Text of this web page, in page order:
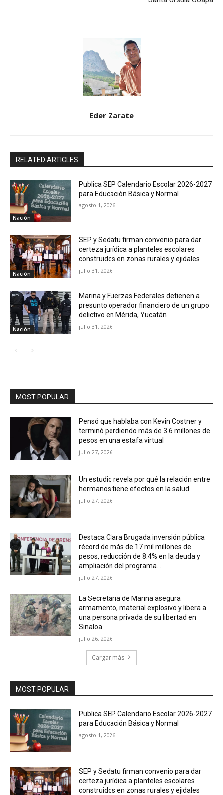
Eder Zarate
RELATED ARTICLES
Nación
Publica SEP Calendario Escolar 2026-2027
para Educación Básica y Normal
agosto 1, 2026
Nación
SEP y Sedatu firman convenio para dar
certeza jurídica a planteles escolares
construidos en zonas rurales y ejidales
julio 31, 2026
Nación
Marina y Fuerzas Federales detienen a
presunto operador financiero de un grupo
delictivo en Mérida, Yucatán
julio 31, 2026
MOST POPULAR
Pensó que hablaba con Kevin Costner y
terminó perdiendo más de 3.6 millones de
pesos en una estafa virtual
julio 27, 2026
Un estudio revela por qué la relación entre
hermanos tiene efectos en la salud
julio 27, 2026
Destaca Clara Brugada inversión pública
récord de más de 17 mil millones de
pesos, reducción de 8.4% en la deuda y
ampliación del programa...
julio 27, 2026
La Secretaría de Marina asegura
armamento, material explosivo y libera a
una persona privada de su libertad en
Sinaloa
julio 26, 2026
Cargar más
MOST POPULAR
Publica SEP Calendario Escolar 2026-2027
para Educación Básica y Normal
agosto 1, 2026
SEP y Sedatu firman convenio para dar
certeza jurídica a planteles escolares
construidos en zonas rurales y ejidales